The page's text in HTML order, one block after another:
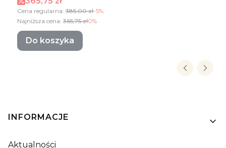
Cena regularna: 385,00 zł-5%
Najniższa cena: 365,75 zł0%
Do koszyka
Linki w stopce
INFORMACJE
Aktualności